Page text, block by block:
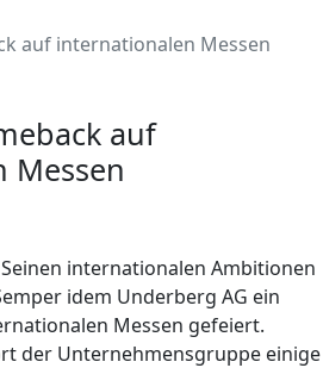
auf internationalen Messen
auf
Messen
Seinen internationalen Ambitionen
idem Underberg AG ein
Messen gefeiert.
der Unternehmensgruppe einige